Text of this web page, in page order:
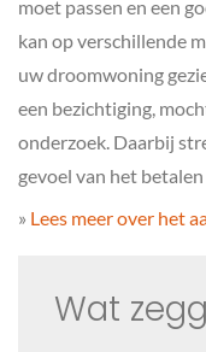
moet passen en een
kan op verschillende
uw droomwoning
een bezichtiging,
onderzoek. Daarbij
gevoel van het
» Lees meer over het
Wat